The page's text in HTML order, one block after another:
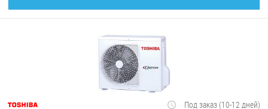
Под заказ (10-12 дней)